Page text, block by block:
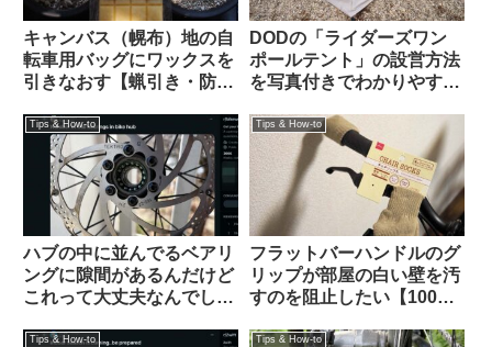
キャンバス（幌布）地の自
転車用バッグにワックスを
引きなおす【蝋引き・防水
DODの「ライダーズワン
ポールテント」の設営方法
を写真付きでわかりやすく
Tips & How-to
ハブの中に並んでるベアリ
ングに隙間があるんだけど
これって大丈夫なんでしょ
Tips & How-to
フラットバーハンドルのグ
リップが部屋の白い壁を汚
すのを阻止したい【100均
Tips & How-to Tips & How-to